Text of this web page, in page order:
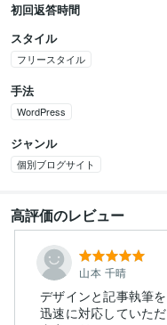
初回返答時間
スタイル
フリースタイル
手法
WordPress
ジャンル
個別ブログサイト
高評価のレビュー
山本 千晴
デザインと記事執筆を
迅速に対応していた